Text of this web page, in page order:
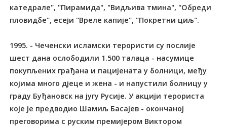
катедрале", "Пирамида", "Видљива тмина", "Обреди
пловидбе", есеји "Вреле капије", "Покретни циљ".
1995. - Чеченски исламски терористи су послије
шест дана ослободили 1.500 талаца - насумице
покупљених грађана и пацијената у болници, међу
којима много дјеце и жена - и напустили болницу у
граду Буђановск на југу Русије. У акцији терориста
које је предводио Шамиљ Басајев - окончаној
преговорима с руским премијером Виктором